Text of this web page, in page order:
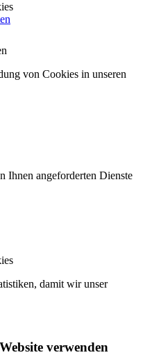
von Cookies in unseren
Ihnen angeforderten Dienste
damit wir unser
verwenden